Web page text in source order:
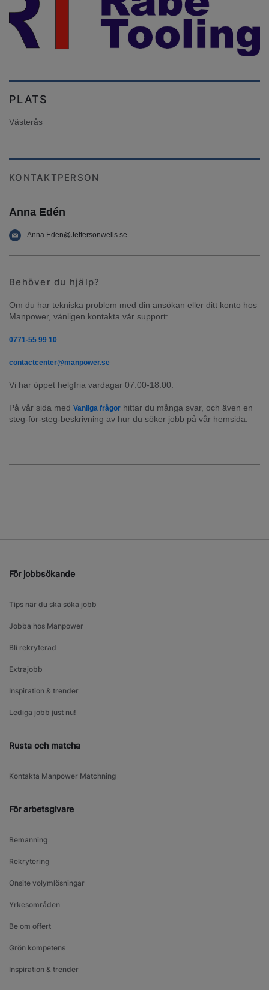
PLATS
Västerås
KONTAKTPERSON
Anna Edén
Anna.Eden@Jeffersonwells.se
Behöver du hjälp?
Om du har tekniska problem med din ansökan eller ditt konto hos
Manpower, vänligen kontakta vår support:
0771-55 99 10
contactcenter@manpower.se
Vi har öppet helgfria vardagar 07:00-18:00.
På vår sida med Vanliga frågor hittar du många svar, och även en
steg-för-steg-beskrivning av hur du söker jobb på vår hemsida.
För jobbsökande
Tips när du ska söka jobb
Jobba hos Manpower
Bli rekryterad
Extrajobb
Inspiration & trender
Lediga jobb just nu!
Rusta och matcha
Kontakta Manpower Matchning
För arbetsgivare
Bemanning
Rekrytering
Onsite volymlösningar
Yrkesområden
Be om offert
Grön kompetens
Inspiration & trender